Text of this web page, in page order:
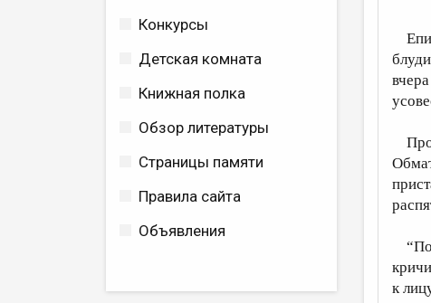
Конкурсы
Детская комната
Книжная полка
Обзор литературы
Страницы памяти
Правила сайта
Объявления
к